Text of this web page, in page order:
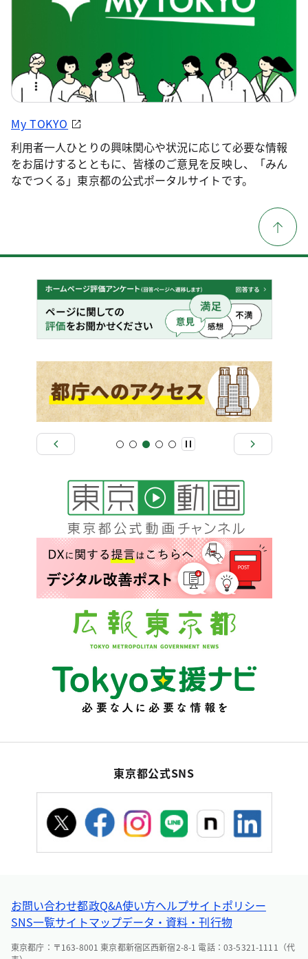
My TOKYO
利用者一人ひとりの興味関心や状況に応じて必要な情報
をお届けするとともに、皆様のご意見を反映し、「みん
なでつくる」東京都の公式ポータルサイトです。
東京都公式SNS
お問い合わせ都政Q&A使い方ヘルプサイトポリシー
SNS一覧サイトマップデータ・資料・刊行物
東京都庁：〒163-8001 東京都新宿区西新宿2-8-1 電話：03-5321-1111（代